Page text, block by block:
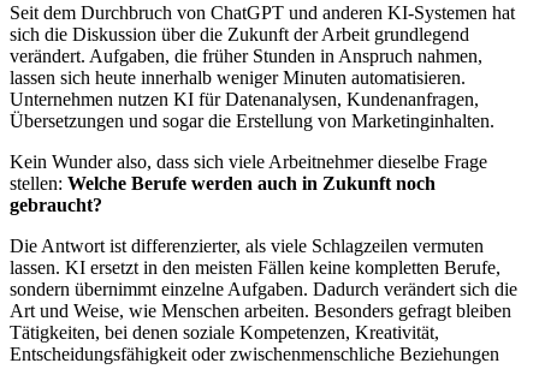
Seit dem Durchbruch von ChatGPT und anderen KI-Systemen hat
sich die Diskussion über die Zukunft der Arbeit grundlegend
verändert. Aufgaben, die früher Stunden in Anspruch nahmen,
lassen sich heute innerhalb weniger Minuten automatisieren.
Unternehmen nutzen KI für Datenanalysen, Kundenanfragen,
Übersetzungen und sogar die Erstellung von Marketinginhalten.
Kein Wunder also, dass sich viele Arbeitnehmer dieselbe Frage
stellen: Welche Berufe werden auch in Zukunft noch
gebraucht?
Die Antwort ist differenzierter, als viele Schlagzeilen vermuten
lassen. KI ersetzt in den meisten Fällen keine kompletten Berufe,
sondern übernimmt einzelne Aufgaben. Dadurch verändert sich die
Art und Weise, wie Menschen arbeiten. Besonders gefragt bleiben
Tätigkeiten, bei denen soziale Kompetenzen, Kreativität,
Entscheidungsfähigkeit oder zwischenmenschliche Beziehungen